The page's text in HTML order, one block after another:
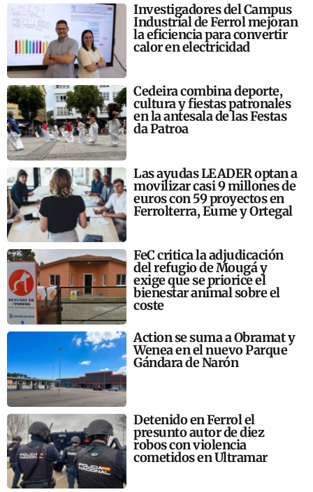
Investigadores del Campus
Industrial de Ferrol mejoran
la eficiencia para convertir
calor en electricidad
Cedeira combina deporte,
cultura y fiestas patronales
en la antesala de las Festas
da Patroa
Las ayudas LEADER optan a
movilizar casi 9 millones de
euros con 59 proyectos en
Ferrolterra, Eume y Ortegal
FeC critica la adjudicación
del refugio de Mougá y
exige que se priorice el
bienestar animal sobre el
coste
Action se suma a Obramat y
Wenea en el nuevo Parque
Gándara de Narón
Detenido en Ferrol el
presunto autor de diez
robos con violencia
cometidos en Ultramar